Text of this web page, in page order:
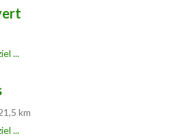
...
km
...